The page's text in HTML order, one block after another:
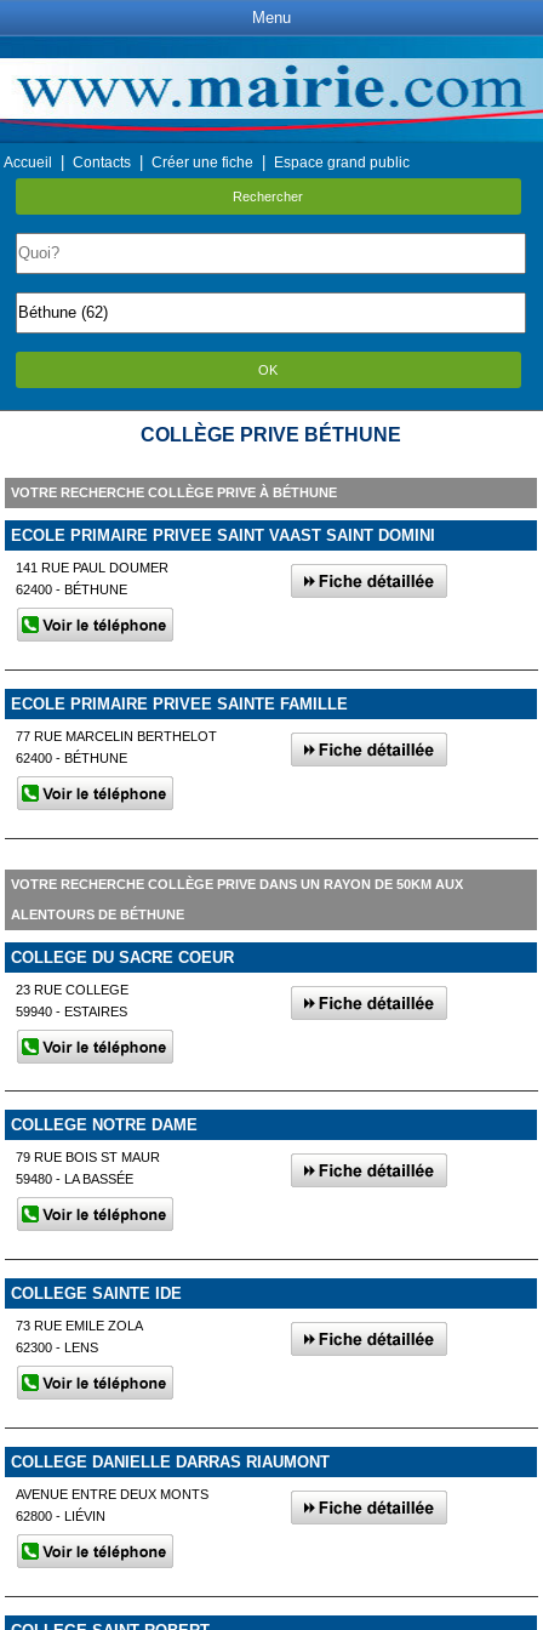
Menu
Accueil Contacts Créer une fiche Espace grand public
Rechercher
OK
COLLÈGE PRIVE BÉTHUNE
VOTRE RECHERCHE COLLÈGE PRIVE À BÉTHUNE
ECOLE PRIMAIRE PRIVEE SAINT VAAST SAINT DOMINI
141 RUE PAUL DOUMER
62400 - BÉTHUNE
ECOLE PRIMAIRE PRIVEE SAINTE FAMILLE
77 RUE MARCELIN BERTHELOT
62400 - BÉTHUNE
VOTRE RECHERCHE COLLÈGE PRIVE DANS UN RAYON DE 50KM AUX
ALENTOURS DE BÉTHUNE
COLLEGE DU SACRE COEUR
23 RUE COLLEGE
59940 - ESTAIRES
COLLEGE NOTRE DAME
79 RUE BOIS ST MAUR
59480 - LA BASSÉE
COLLEGE SAINTE IDE
73 RUE EMILE ZOLA
62300 - LENS
COLLEGE DANIELLE DARRAS RIAUMONT
AVENUE ENTRE DEUX MONTS
62800 - LIÉVIN